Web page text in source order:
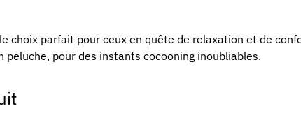
choix parfait pour ceux en quête de relaxation et de
pour des instants cocooning inoubliables.